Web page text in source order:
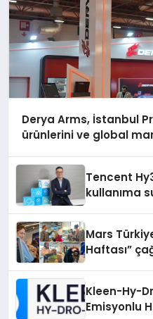
Derya Arms, İstanbul
ürünlerini ve global
Tencent
kullanıma
Mars
Haftası”
Kleen-Hy-
Emisyonlu